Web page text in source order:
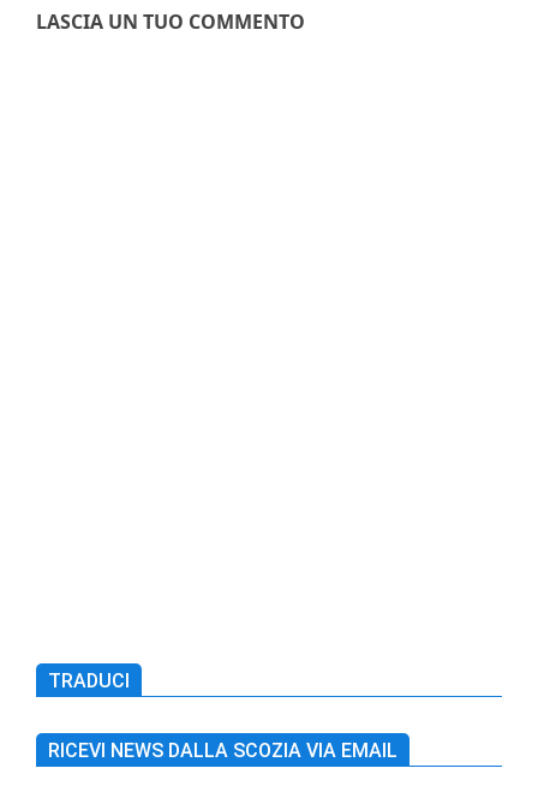
LASCIA UN TUO COMMENTO
TRADUCI
RICEVI NEWS DALLA SCOZIA VIA EMAIL